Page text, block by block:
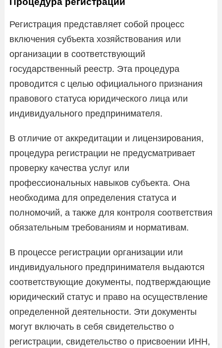
Регистрация представляет собой процесс
включения субъекта хозяйствования или
организации в соответствующий
государственный реестр. Эта процедура
проводится с целью официального признания
правового статуса юридического лица или
индивидуального предпринимателя.
В отличие от аккредитации и лицензирования,
процедура регистрации не предусматривает
проверку качества услуг или
профессиональных навыков субъекта. Она
необходима для определения статуса и
полномочий, а также для контроля соответствия
обязательным требованиям и нормативам.
В процессе регистрации организации или
индивидуального предпринимателя выдаются
соответствующие документы, подтверждающие
юридический статус и право на осуществление
определенной деятельности. Эти документы
могут включать в себя свидетельство о
регистрации, свидетельство о присвоении ИНН,